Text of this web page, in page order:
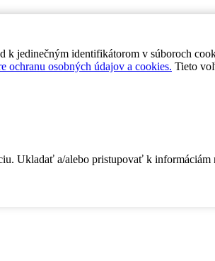
jedinečným identifikátorom v súboroch
ochranu osobných údajov a cookies. Tieto
Ukladať a/alebo pristupovať k informáciám